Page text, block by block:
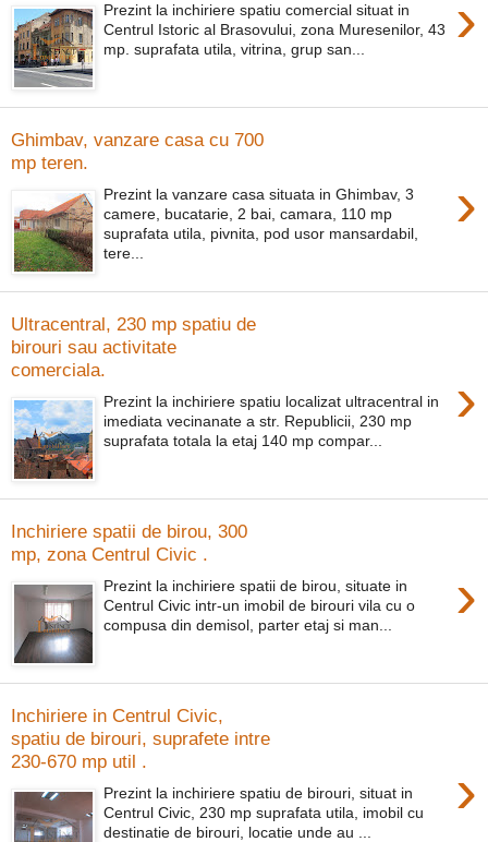
›
Prezint la inchiriere spatiu comercial situat in
Centrul Istoric al Brasovului, zona Muresenilor, 43
mp. suprafata utila, vitrina, grup san...
Ghimbav, vanzare casa cu 700
mp teren.
›
Prezint la vanzare casa situata in Ghimbav, 3
camere, bucatarie, 2 bai, camara, 110 mp
suprafata utila, pivnita, pod usor mansardabil,
tere...
Ultracentral, 230 mp spatiu de
birouri sau activitate
comerciala.
›
Prezint la inchiriere spatiu localizat ultracentral in
imediata vecinanate a str. Republicii, 230 mp
suprafata totala la etaj 140 mp compar...
Inchiriere spatii de birou, 300
mp, zona Centrul Civic .
›
Prezint la inchiriere spatii de birou, situate in
Centrul Civic intr-un imobil de birouri vila cu o
compusa din demisol, parter etaj si man...
Inchiriere in Centrul Civic,
spatiu de birouri, suprafete intre
230-670 mp util .
›
Prezint la inchiriere spatiu de birouri, situat in
Centrul Civic, 230 mp suprafata utila, imobil cu
destinatie de birouri, locatie unde au ...